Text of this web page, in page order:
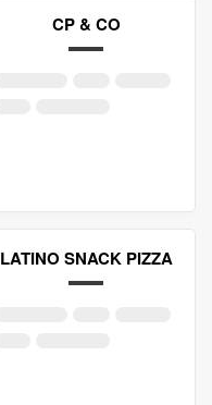
CP & CO
LATINO SNACK PIZZA